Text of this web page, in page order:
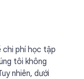
phí học tập
tôi không
nhiên, dưới